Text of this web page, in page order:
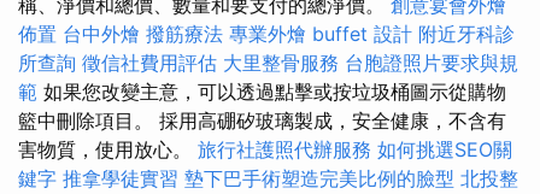
稱、淨價和總價、數量和要支付的總淨價。 創意宴會外燴
佈置 台中外燴 撥筋療法 專業外燴 buffet 設計 附近牙科診
所查詢 徵信社費用評估 大里整骨服務 台胞證照片要求與規
範 如果您改變主意，可以透過點擊或按垃圾桶圖示從購物
籃中刪除項目。 採用高硼矽玻璃製成，安全健康，不含有
害物質，使用放心。 旅行社護照代辦服務 如何挑選SEO關
鍵字 推拿學徒實習 墊下巴手術塑造完美比例的臉型 北投整